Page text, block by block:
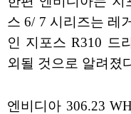
스 6/ 7 시리즈는 레
인 지포스 R310 드
외될 것으로 알려졌
엔비디아 306.23